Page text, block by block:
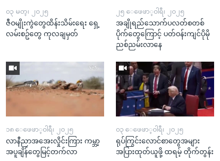
၀၃ မတ္၊ ၂၀၂၅
ဇီဝမျိုးကွဲတွေထိန်းသိမ်းရေး ရှေ့
လမ်းစဥ်တွေ ကုလချမှတ်
၂၅ ေဖေဖာ္၀ါရီ၊ ၂၀၂၅
အချိုရည်သောက်ပလတ်စတစ်
ပိုက်တွေကြောင့် ပတ်ဝန်းကျင်ပိုမို
ညစ်ညမ်းလာနေ
၁၈ ေဖေဖာ္၀ါရီ၊ ၂၀၂၅
လာနီညာအအေးလှိုင်းကြား ကမ္ဘာ့
အပူချိန်တွေမြင့်တက်လာ
၀၃ ေဖေဖာ္၀ါရီ၊ ၂၀၂၅
ရုပ်ကြွင်းလောင်စာတွေအများ
အပြားထုတ်ယူဖို့ ထရမ့် တိုက်တွန်း